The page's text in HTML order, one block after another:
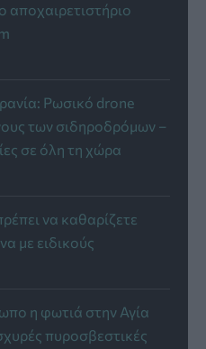
Ρωσικό drone
των σιδηροδρόμων –
σε όλη τη χώρα
να καθαρίζετε
με ειδικούς
η φωτιά στην Αγία
πυροσβεστικές